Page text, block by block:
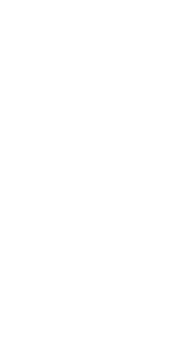
之同意方可使用
用戶狀況，依本公司即
並採取法律行動。